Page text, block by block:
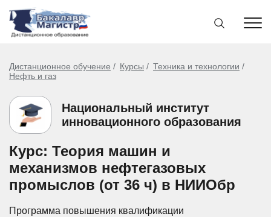
Дистанционное обучение Курсы
Техника и технологии
Нефть и газ
Национальный институт
инновационного образования
Курс: Теория машин и
механизмов нефтегазовых
промыслов (от 36 ч) в НИИОбр
Программа повышения квалификации